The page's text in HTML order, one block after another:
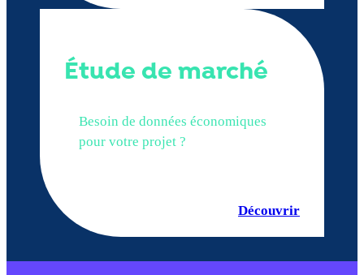
Étude de marché
Besoin de données économiques
pour votre projet ?
Découvrir